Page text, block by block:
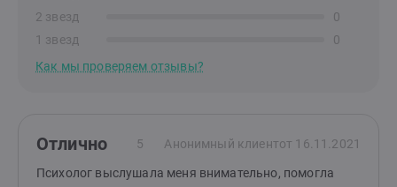
Как мы проверяем отзывы?
2 звезд
0
1 звезд
0
Отлично 5 Анонимный клиентот 16.11.2021
Психолог выслушала меня внимательно, помогла